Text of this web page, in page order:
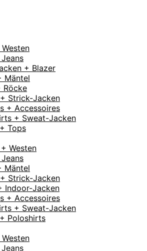
+ Blazer
Mäntel
Röcke
Strick-Jacken
+ Accessoires
+ Sweat-Jacken
Tops
Westen
Mäntel
Strick-Jacken
Indoor-Jacken
+ Accessoires
+ Sweat-Jacken
Poloshirts